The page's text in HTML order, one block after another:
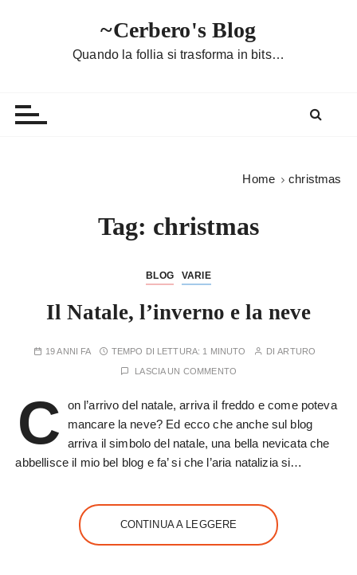
~Cerbero's Blog
Quando la follia si trasforma in bits…
Home christmas
Tag: christmas
BLOG VARIE
Il Natale, l’inverno e la neve
19 ANNI FA TEMPO DI LETTURA: 1 MINUTO DIARTURO
LASCIA UN COMMENTO
C
on l’arrivo del natale, arriva il freddo e come poteva
mancare la neve? Ed ecco che anche sul blog
arriva il simbolo del natale, una bella nevicata che
abbellisce il mio bel blog e fa’ si che l’aria natalizia si…
CONTINUA A LEGGERE